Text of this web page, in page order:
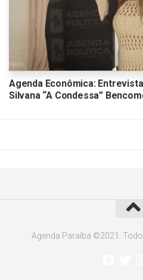
Agenda Econômica:
Silvana “A Condessa”
Agenda Paraíba ©2021.